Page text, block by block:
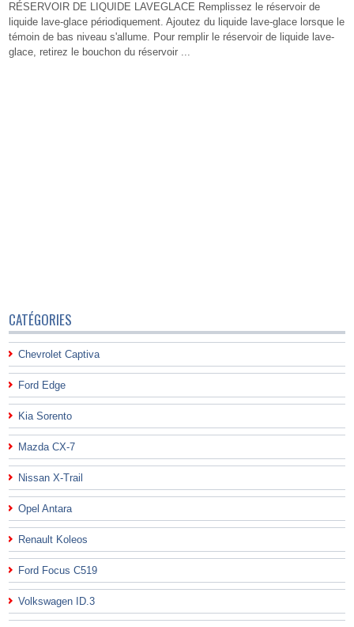
RÉSERVOIR DE LIQUIDE LAVEGLACE Remplissez le réservoir de
liquide lave-glace périodiquement. Ajoutez du liquide lave-glace lorsque le
témoin de bas niveau s'allume. Pour remplir le réservoir de liquide lave-
glace, retirez le bouchon du réservoir ...
CATÉGORIES
Chevrolet Captiva
Ford Edge
Kia Sorento
Mazda CX-7
Nissan X-Trail
Opel Antara
Renault Koleos
Ford Focus C519
Volkswagen ID.3